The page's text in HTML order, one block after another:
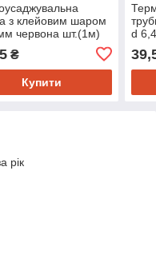
з клейовим шаром
червона шт.(1м)
₴
Купити
d
рік